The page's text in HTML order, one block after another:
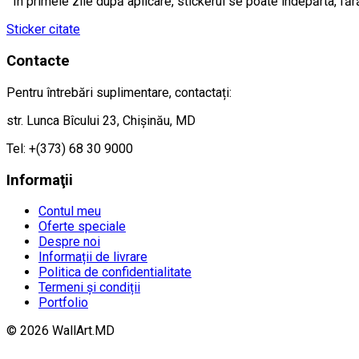
Sticker citate
Contacte
Pentru întrebări suplimentare, contactați:
str. Lunca Bîcului 23, Chișinău, MD
Tel: +(373) 68 30 9000
Informaţii
Contul meu
Oferte speciale
Despre noi
Informații de livrare
Politica de confidentialitate
Termeni și condiții
Portfolio
© 2026 WallArt.MD